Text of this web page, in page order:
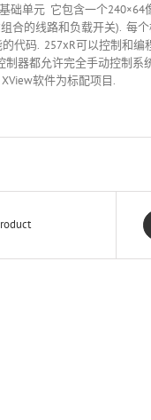
单元 它包含一个
合的线路和负载开关). 每
代码. 257xR可以控制和
器都允许完全手动控制系
软件为标配项目.